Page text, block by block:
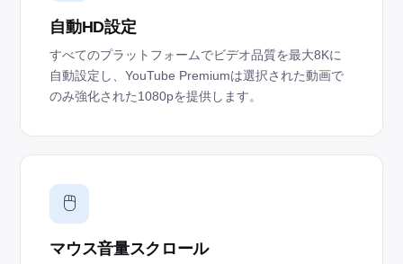
自動HD設定
すべてのプラットフォームでビデオ品質を最大8Kに
自動設定し、YouTube Premiumは選択された動画で
のみ強化された1080pを提供します。
🖱️
マウス音量スクロール